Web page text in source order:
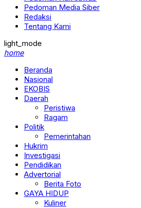
Pedoman Media Siber
Redaksi
Tentang Kami
light_mode
home
Beranda
Nasional
EKOBIS
Daerah
Peristiwa
Ragam
Politik
Pemerintahan
Hukrim
Investigasi
Pendidikan
Advertorial
Berita Foto
GAYA HIDUP
Kuliner